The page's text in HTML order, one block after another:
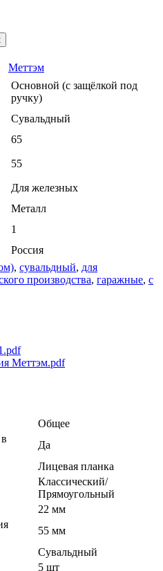
Меттэм
Основной (с защёлкой под
ручку)
Сувальдный
65
55
Для железных
Металл
1
Россия
, сувальдный, для
производства, гаражные, с
Меттэм.pdf
Общее
Да
Лицевая планка
Классический/
Прямоугольный
22 мм
55 мм
Сувальдный
5 шт